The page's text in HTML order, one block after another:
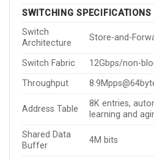
SWITCHING SPECIFICATIONS
Switch
Architecture
Store-and-
Switch Fabric
12Gbps/non-
Throughput
Address Table
8K entries,
learning and
Shared Data
Buffer
4M bits